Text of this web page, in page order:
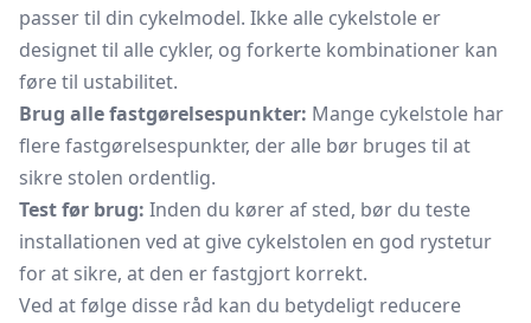
passer til din cykelmodel. Ikke alle cykelstole er
designet til alle cykler, og forkerte kombinationer kan
føre til ustabilitet.
Brug alle fastgørelsespunkter: Mange cykelstole har
flere fastgørelsespunkter, der alle bør bruges til at
sikre stolen ordentlig.
Test før brug: Inden du kører af sted, bør du teste
installationen ved at give cykelstolen en god rystetur
for at sikre, at den er fastgjort korrekt.
Ved at følge disse råd kan du betydeligt reducere